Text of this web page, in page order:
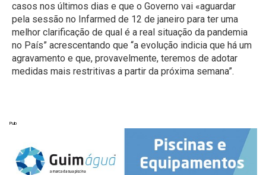
casos nos últimos dias e que o Governo vai «aguardar
pela sessão no Infarmed de 12 de janeiro para ter uma
melhor clarificação de qual é a real situação da pandemia
no País” acrescentando que “a evolução indicia que há um
agravamento e que, provavelmente, teremos de adotar
medidas mais restritivas a partir da próxima semana”.
Pub